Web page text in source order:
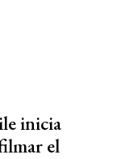
inicia
el